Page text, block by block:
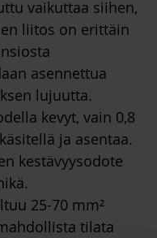
vaikuttaa siihen,
liitos on erittäin
asennettua
lujuutta.
kevyt, vain 0,8
ja asentaa.
kestävyysodote
25-70 mm²
tilata